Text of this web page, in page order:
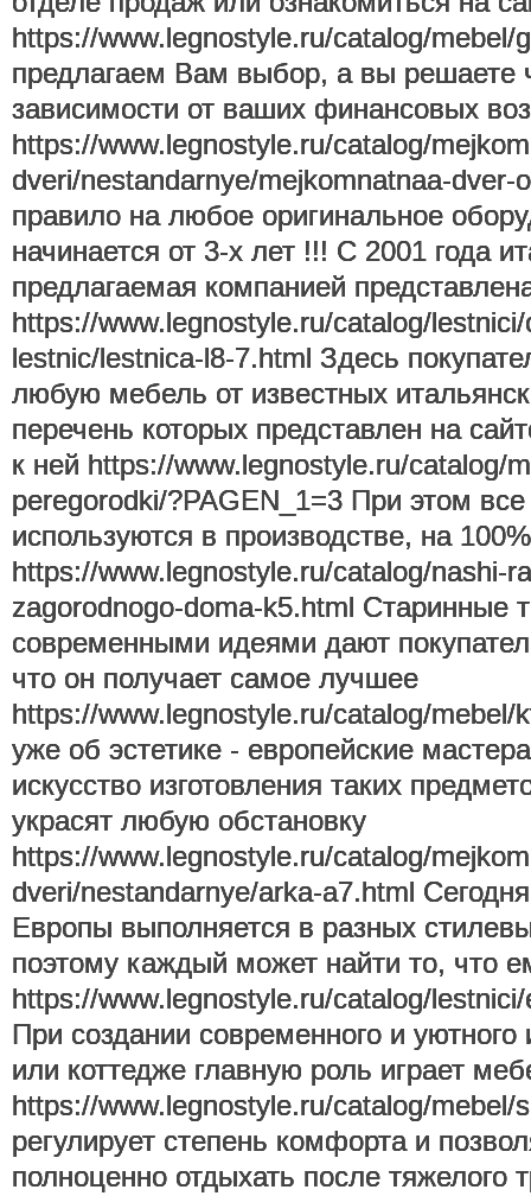
https://www.legnostyle.ru/catalog/
предлагаем Вам выбор, а вы решаете
зависимости от ваших финансовых
https://www.legnostyle.ru/catalog/
dveri/nestandarnye/mejkomnatnaa-dver-
правило на любое оригинальное
начинается от 3-х лет !!! С 2001 года
предлагаемая компанией
https://www.legnostyle.ru/catalog/
lestnic/lestnica-l8-7.html Здесь
любую мебель от известных
перечень которых представлен на
к ней https://www.legnostyle.ru/catalog/
peregorodki/?PAGEN_1=3 При этом
используются в производстве, на
https://www.legnostyle.ru/catalog/nashi-
zagorodnogo-doma-k5.html Старинные
современными идеями дают
что он получает самое лучшее
https://www.legnostyle.ru/catalog/mebel/
уже об эстетике - европейские
искусство изготовления таких
украсят любую обстановку
https://www.legnostyle.ru/catalog/
dveri/nestandarnye/arka-a7.html
Европы выполняется в разных
поэтому каждый может найти то, что
https://www.legnostyle.ru/catalog/
При создании современного и уютного
или коттедже главную роль играет
https://www.legnostyle.ru/catalog/
регулирует степень комфорта и
полноценно отдыхать после тяжелого